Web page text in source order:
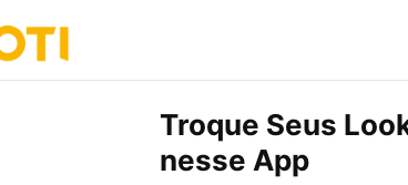
Troque Seus
nesse App